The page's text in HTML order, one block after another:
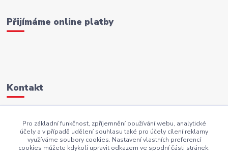
Přijímáme online platby
Kontakt
AKI.BS@seznam.cz
Pro základní funkčnost, zpříjemnění používání webu, analytické
účely a v případě udělení souhlasu také pro účely cílení reklamy
využíváme soubory cookies. Nastavení vlastních preferencí
cookies můžete kdykoli upravit odkazem ve spodní části stránek.